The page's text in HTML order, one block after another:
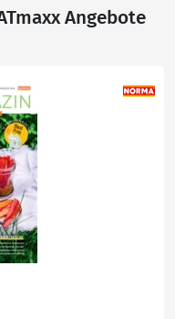
Angebote